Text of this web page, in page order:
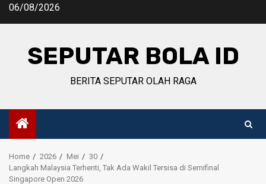
Skip06/08/2026
SEPUTAR BOLA ID
BERITA SEPUTAR OLAH RAGA
Home 2026 Mei
30
Langkah Malaysia Terhenti, Tak Ada Wakil Tersisa di Semifinal
Singapore Open 2026